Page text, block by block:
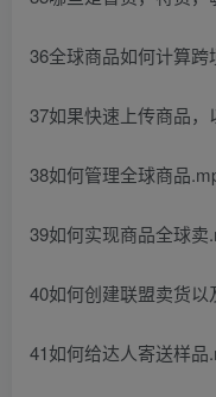
36全球商品如何计算
37如果快速上传商品
38如何管理全球商品
39如何实现商品全球卖
40如何创建联盟卖货
41如何给达人寄送样品